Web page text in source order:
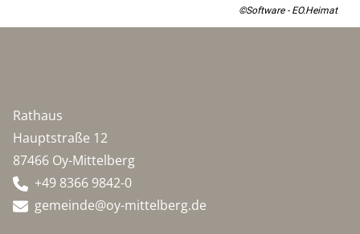
©Software - EO.Heimat
Rathaus
Hauptstraße 12
87466 Oy-Mittelberg
+49 8366 9842-0
gemeinde@oy-mittelberg.de